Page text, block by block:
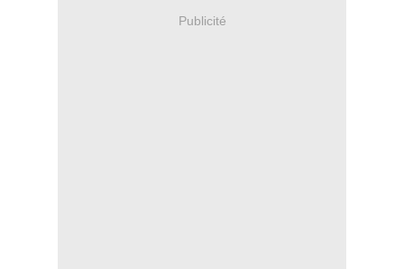
Publicité